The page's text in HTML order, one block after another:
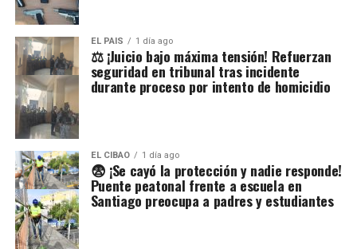
EL PAIS 1 día ago
⚖️ ¡Juicio bajo máxima tensión! Refuerzan
seguridad en tribunal tras incidente
durante proceso por intento de homicidio
EL CIBAO 1 día ago
😨 ¡Se cayó la protección y nadie responde!
Puente peatonal frente a escuela en
Santiago preocupa a padres y estudiantes